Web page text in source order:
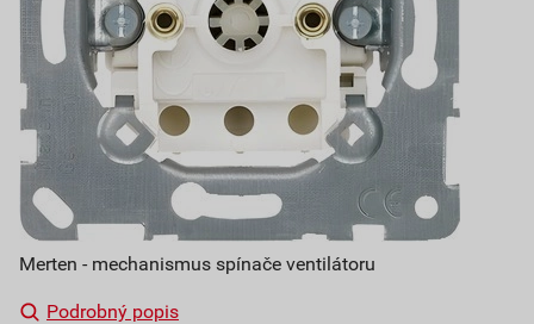
Merten - mechanismus spínače ventilátoru
Podrobný popis